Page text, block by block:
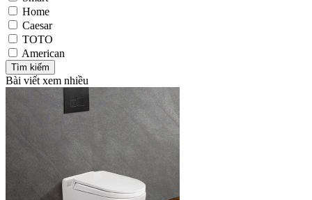
Home
Caesar
TOTO
American
Bài viết xem nhiều